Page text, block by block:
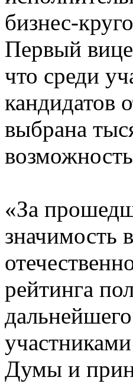
бизнес-
Первый
что среди
кандидатов
выбрана
«За
значимость
рейтинга
Думы и